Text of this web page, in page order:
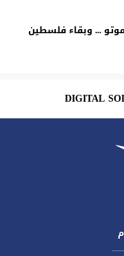
... وبقاء فلسطين
DIGITAL